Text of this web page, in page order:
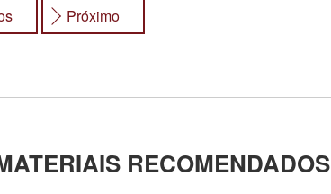
Próximo
RECOMENDADOS